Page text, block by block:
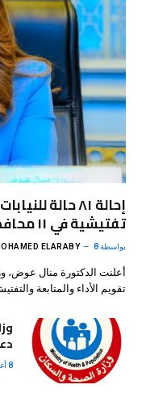
إحالة ٨١ حالة
تفتيشية في ١١ محافظة
بواسطة ELARABY 8 أغسطس، 2026
أعلنت الدكتورة منال عوض،
تقويم الأداء والمتابعة
8 أغسطس، 2026